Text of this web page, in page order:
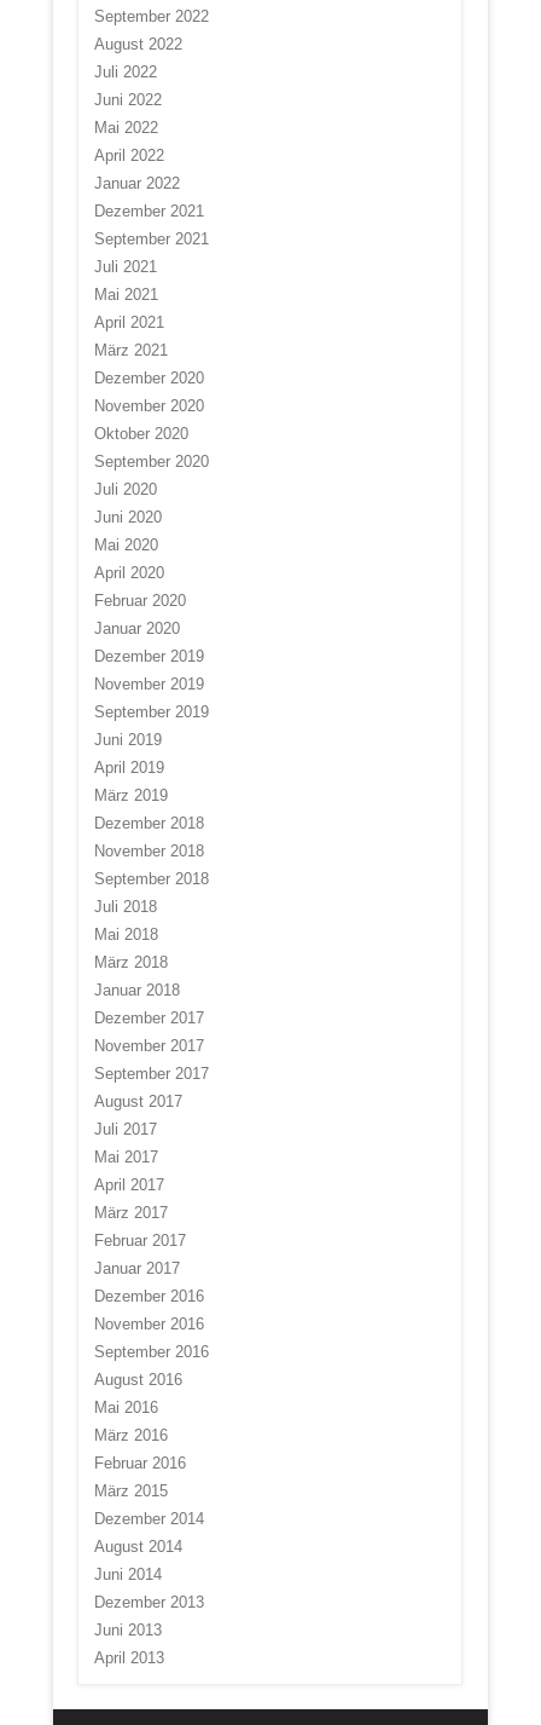
September 2022
August 2022
Juli 2022
Juni 2022
Mai 2022
April 2022
Januar 2022
Dezember 2021
September 2021
Juli 2021
Mai 2021
April 2021
März 2021
Dezember 2020
November 2020
Oktober 2020
September 2020
Juli 2020
Juni 2020
Mai 2020
April 2020
Februar 2020
Januar 2020
Dezember 2019
November 2019
September 2019
Juni 2019
April 2019
März 2019
Dezember 2018
November 2018
September 2018
Juli 2018
Mai 2018
März 2018
Januar 2018
Dezember 2017
November 2017
September 2017
August 2017
Juli 2017
Mai 2017
April 2017
März 2017
Februar 2017
Januar 2017
Dezember 2016
November 2016
September 2016
August 2016
Mai 2016
März 2016
Februar 2016
März 2015
Dezember 2014
August 2014
Juni 2014
Dezember 2013
Juni 2013
April 2013